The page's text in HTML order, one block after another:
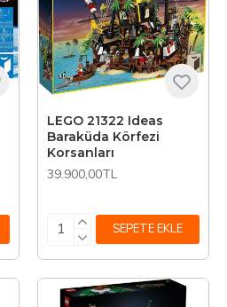
LEGO 21322 Ideas
Baraküda Körfezi
Korsanları
39.900,00TL
SEPETE EKLE